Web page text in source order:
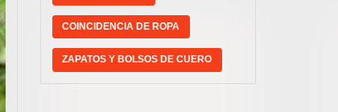
COINCIDENCIA DE ROPA
ZAPATOS Y BOLSOS DE CUERO